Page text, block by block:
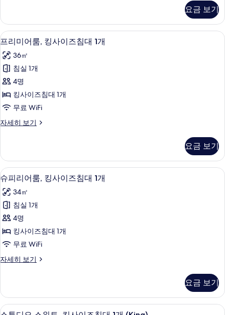
기
기
진
모
두
보
기
윈
룸
(Residence
Club)
자
세
보
기
요금 보기
프
리
미
어
룸,
킹
사
이
침
대
1
개
사
진
모
두
보
오리/거위털 이불, 필로우탑 침대, 미니
5
프리미어룸, 킹사이즈침대 1개
36㎡
침실 1개
4명
킹사이즈침대 1개
무료 WiFi
자세히 보기
프
룸,
킹
사
이
즈
침
개
자
세
히
요금 보기
슈
피
리
어
룸,
킹
사
이
침
대
오리/거위털 이불, 필로우탑 침대, 미니
5
슈피리어룸, 킹사이즈침대 1개
34㎡
침실 1개
4명
킹사이즈침대 1개
무료 WiFi
자세히 보기
슈
룸,
킹
사
요금 보기
스 오리/거위털 이불, 필로우탑 침대, 미니
5